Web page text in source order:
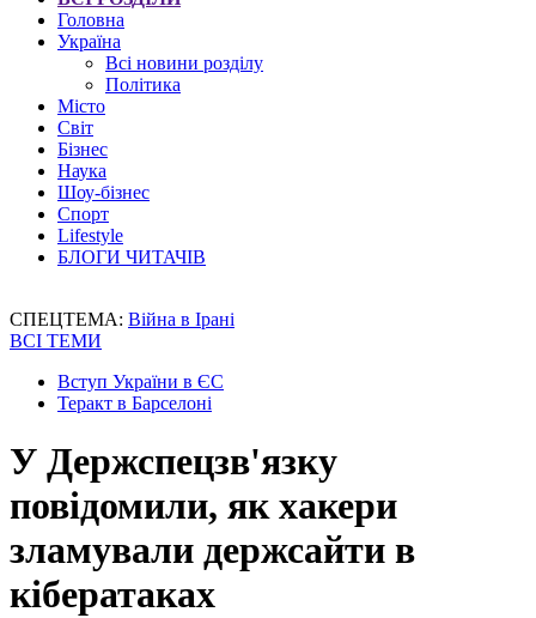
Головна
Україна
Всі новини розділу
Політика
Місто
Світ
Бізнес
Наука
Шоу-бізнес
Спорт
Lifestyle
БЛОГИ ЧИТАЧІВ
СПЕЦТЕМА: Війна в Ірані
ВСІ ТЕМИ
Вступ України в ЄС
Теракт в Барселоні
У Держспецзв'язку
повідомили, як хакери
зламували держсайти в
кібератаках